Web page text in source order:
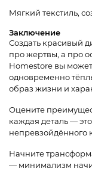
Мягкий текстиль,
Заключение
Создать красивый
про жертвы, а про
Homestore вы
одновременно
образ жизни и
Оцените
каждая деталь —
непревзойдённого
Начните
— минимализм